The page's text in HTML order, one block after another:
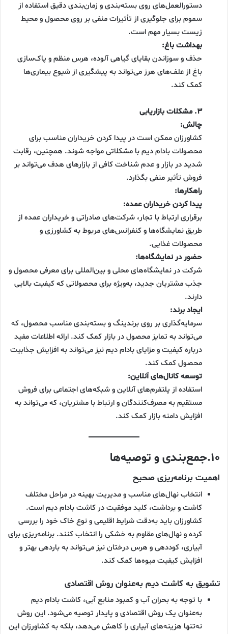
دستورالعمل‌های روی بسته‌بندی و زمان‌بندی دقیق استفاده از
سموم برای جلوگیری از تأثیرات منفی بر روی محصول و محیط
زیست بسیار مهم است.
بهداشت باغ:
حذف و سوزاندن بقایای گیاهی آلوده، هرس منظم و پاک‌سازی
باغ از علف‌های هرز می‌تواند به پیشگیری از شیوع بیماری‌ها
کمک کند.
۳. مشکلات بازاریابی
چالش:
کشاورزان ممکن است در پیدا کردن خریداران مناسب برای
محصولات بادام دیم با مشکلاتی مواجه شوند. همچنین، رقابت
شدید در بازار و عدم شناخت کافی از بازارهای هدف می‌تواند بر
فروش تأثیر منفی بگذارد.
راهکارها:
پیدا کردن خریداران عمده:
برقراری ارتباط با تجار، شرکت‌های صادراتی و خریداران عمده از
طریق نمایشگاه‌ها و کنفرانس‌های مربوط به کشاورزی و
محصولات غذایی.
حضور در نمایشگاه‌ها:
شرکت در نمایشگاه‌های محلی و بین‌المللی برای معرفی محصول و
جذب مشتریان جدید، به‌ویژه برای محصولاتی که کیفیت بالایی
دارند.
ایجاد برند:
سرمایه‌گذاری بر روی برندینگ و بسته‌بندی مناسب محصول، که
می‌تواند به تمایز محصول در بازار کمک کند. ارائه اطلاعات مفید
درباره کیفیت و مزایای بادام دیم نیز می‌تواند به افزایش جذابیت
محصول کمک کند.
توسعه کانال‌های آنلاین:
استفاده از پلتفرم‌های آنلاین و شبکه‌های اجتماعی برای فروش
مستقیم به مصرف‌کنندگان و ارتباط با مشتریان، که می‌تواند به
افزایش دامنه بازار کمک کند.
۱۰. جمع‌بندی و توصیه‌ها
اهمیت برنامه‌ریزی صحیح
انتخاب نهال‌های مناسب و مدیریت بهینه در مراحل مختلف
کاشت و برداشت، کلید موفقیت در کاشت بادام دیم است.
کشاورزان باید به‌دقت شرایط اقلیمی و نوع خاک خود را بررسی
کرده و نهال‌های مقاوم به خشکی را انتخاب کنند. برنامه‌ریزی برای
آبیاری، کوددهی و هرس درختان نیز می‌تواند به باردهی بهتر و
افزایش کیفیت میوه‌ها کمک کند.
تشویق به کاشت دیم به‌عنوان روش اقتصادی
با توجه به بحران آب و کمبود منابع آبی، کاشت بادام دیم
به‌عنوان یک روش اقتصادی و پایدار توصیه می‌شود. این روش
نه‌تنها هزینه‌های آبیاری را کاهش می‌دهد، بلکه به کشاورزان این